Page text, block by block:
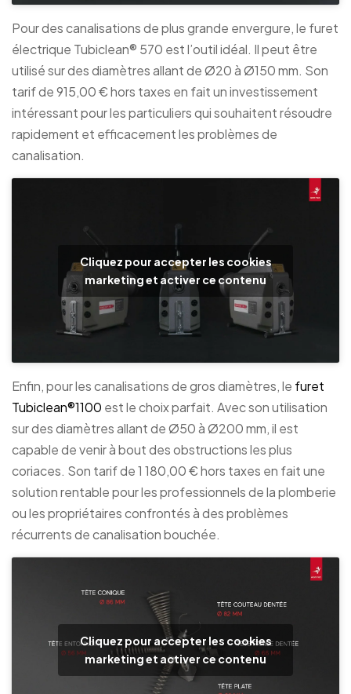
Pour des canalisations de plus grande envergure, le furet
électrique Tubiclean® 570 est l’outil idéal. Il peut être
utilisé sur des diamètres allant de Ø20 à Ø150 mm. Son
tarif de 915,00 € hors taxes en fait un investissement
intéressant pour les particuliers qui souhaitent résoudre
rapidement et efficacement les problèmes de
canalisation.
Cliquez pour accepter les cookies
marketing et activer ce contenu
Enfin, pour les canalisations de gros diamètres, le furet
Tubiclean®1100 est le choix parfait. Avec son utilisation
sur des diamètres allant de Ø50 à Ø200 mm, il est
capable de venir à bout des obstructions les plus
coriaces. Son tarif de 1 180,00 € hors taxes en fait une
solution rentable pour les professionnels de la plomberie
ou les propriétaires confrontés à des problèmes
récurrents de canalisation bouchée.
Cliquez pour accepter les cookies
marketing et activer ce contenu